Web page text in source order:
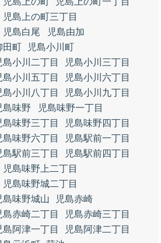
児島上の町三丁目
児島白尾
児島由加
田町
児島小川町
島小川二丁目
児島小川三丁目
島小川五丁目
児島小川六丁目
島小川八丁目
児島小川九丁目
島味野
児島味野一丁目
島味野三丁目
児島味野四丁目
島味野六丁目
児島駅前一丁目
島駅前三丁目
児島駅前四丁目
児島味野上二丁目
児島味野城二丁目
島味野城山
児島赤崎
島赤崎二丁目
児島赤崎三丁目
島阿津一丁目
児島阿津二丁目